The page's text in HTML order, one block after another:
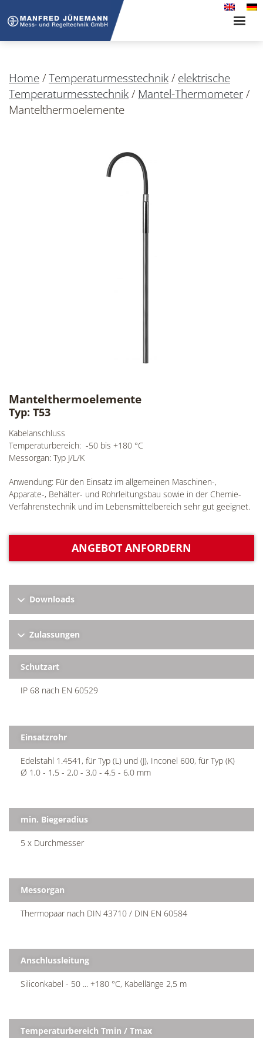
Toggle
Home/Temperaturmesstechnik/ elektrische
Temperaturmesstechnik/ Mantel-Thermometer/
Mantelthermoelemente
Mantelthermoelemente
Typ: T53
Kabelanschluss
Temperaturbereich: -50 bis +180 °C
Messorgan: Typ J/L/K
Anwendung: Für den Einsatz im allgemeinen Maschinen-,
Apparate-, Behälter- und Rohrleitungsbau sowie in der Chemie-
Verfahrenstechnik und im Lebensmittelbereich sehr gut geeignet.
ANGEBOT ANFORDERN
Downloads
Zulassungen
Schutzart
IP 68 nach EN 60529
Einsatzrohr
Edelstahl 1.4541, für Typ (L) und (J), Inconel 600, für Typ (K)
Ø 1,0 - 1,5 - 2,0 - 3,0 - 4,5 - 6,0 mm
min. Biegeradius
5 x Durchmesser
Messorgan
Thermopaar nach DIN 43710 / DIN EN 60584
Anschlussleitung
Siliconkabel - 50 ... +180 °C, Kabellänge 2,5 m
Temperaturbereich Tmin / Tmax